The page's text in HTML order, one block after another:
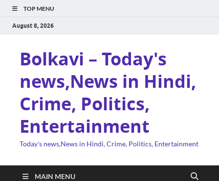
TOP MENU
August 8, 2026
Bolkavi – Today's
news,News in Hindi,
Crime, Politics,
Entertainment
Today's news,News in Hindi, Crime, Politics, Entertainment
MAIN MENU